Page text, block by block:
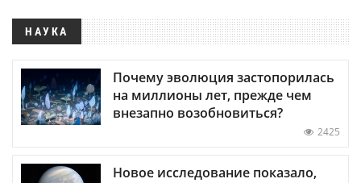
НАУКА
Почему эволюция застопорилась
на миллионы лет, прежде чем
внезапно возобновиться?
2425
Новое исследование показало,